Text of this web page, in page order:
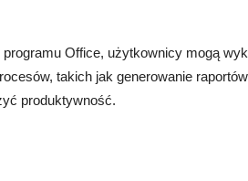
Office, użytkownicy mogą
takich jak generowanie
produktywność.